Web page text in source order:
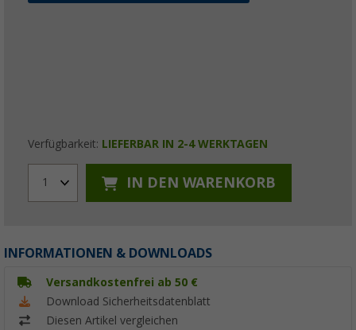
Verfügbarkeit: LIEFERBAR IN 2-4 WERKTAGEN
1 IN DEN WARENKORB
INFORMATIONEN & DOWNLOADS
Versandkostenfrei ab 50 €
Download Sicherheitsdatenblatt
Diesen Artikel vergleichen